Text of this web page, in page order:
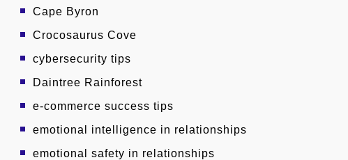
Cape Byron
Crocosaurus Cove
cybersecurity tips
Daintree Rainforest
e-commerce success tips
emotional intelligence in relationships
emotional safety in relationships